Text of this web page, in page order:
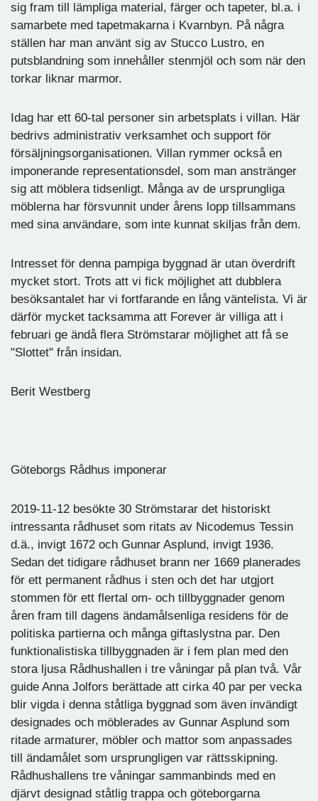
sig fram till lämpliga material, färger och tapeter, bl.a. i
samarbete med tapetmakarna i Kvarnbyn. På några
ställen har man använt sig av Stucco Lustro, en
putsblandning som innehåller stenmjöl och som när den
torkar liknar marmor.
Idag har ett 60-tal personer sin arbetsplats i villan. Här
bedrivs administrativ verksamhet och support för
försäljningsorganisationen. Villan rymmer också en
imponerande representationsdel, som man anstränger
sig att möblera tidsenligt. Många av de ursprungliga
möblerna har försvunnit under årens lopp tillsammans
med sina användare, som inte kunnat skiljas från dem.
Intresset för denna pampiga byggnad är utan överdrift
mycket stort. Trots att vi fick möjlighet att dubblera
besöksantalet har vi fortfarande en lång väntelista. Vi är
därför mycket tacksamma att Forever är villiga att i
februari ge ändå flera Strömstarar möjlighet att få se
"Slottet" från insidan.
Berit Westberg
Göteborgs Rådhus imponerar
2019-11-12 besökte 30 Strömstarar det historiskt
intressanta rådhuset som ritats av Nicodemus Tessin
d.ä., invigt 1672 och Gunnar Asplund, invigt 1936.
Sedan det tidigare rådhuset brann ner 1669 planerades
för ett permanent rådhus i sten och det har utgjort
stommen för ett flertal om- och tillbyggnader genom
åren fram till dagens ändamålsenliga residens för de
politiska partierna och många giftaslystna par. Den
funktionalistiska tillbyggnaden är i fem plan med den
stora ljusa Rådhushallen i tre våningar på plan två. Vår
guide Anna Jolfors berättade att cirka 40 par per vecka
blir vigda i denna ståtliga byggnad som även invändigt
designades och möblerades av Gunnar Asplund som
ritade armaturer, möbler och mattor som anpassades
till ändamålet som ursprungligen var rättsskipning.
Rådhushallens tre våningar sammanbinds med en
djärvt designad ståtlig trappa och göteborgarna